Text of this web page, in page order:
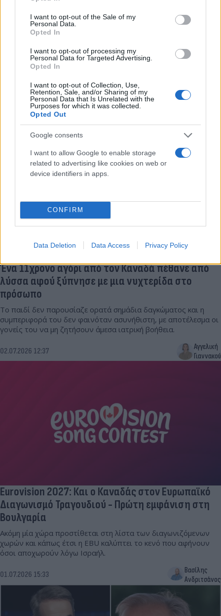
use your data for below specified purposes in below Google
consent section.
I want to opt-out of the Sale of my
Personal Data.
Opted In
I want to opt-out of processing my
Personal Data for Targeted Advertising.
Opted In
I want to opt-out of Collection, Use,
Retention, Sale, and/or Sharing of my
Personal Data that Is Unrelated with the
Purposes for which it was collected.
Opted Out
Google consents
I want to allow Google to enable storage
related to advertising like cookies on web or
device identifiers in apps.
CONFIRM
Data Deletion Data Access Privacy Policy
Καναδάς-Μαρόκο 0-3: Ο Ουναΐ καθάρισε για τους
Αφρικανούς και τους έστειλε στους «8»
Ο πρώην παίκτης του Παναθηναϊκού Ουναΐ , σκόραρε δις και
ένα «κερασάκι» από τον Ραχίμι έστειλε το Μαρόκο στα
προημιτελικά της διοργάνωσης.
04.07.2026 22:05
Ένα 11χρονο αγόρι από τον Καναδά πέθανε από
λύσσα αφού ξύπνησε με μια νυχτερίδα στο
πρόσωπο
Το παιδί δεν παρουσίαζε ορατά σημάδια δαγκώματος και η
συμπεριφορά του δεν φαινόταν ασυνήθιστη, με αποτέλεσμα οι
γονείς του να μη ζητήσουν άμεσα ιατρική βοήθεια.
02.07.2026 12:37
Αγγελική
Γιαννακού
Eurovision 2027: Και ο Καναδάς στον Ευρωπαϊκό
Διαγωνισμό Τραγουδιού - Πρώτη εμφάνιση στη
Βουλγαρία
Ακόμη μία χώρα προστίθεται στη λίστα των διαγωνιζόμενων
χωρών και κάπως έτσι η EBU καλύπτει το κενό που αφήνουν
όσοι αποχωρούν λόγω Ισραήλ.
01.07.2026 15:33
Βασίλης
Ανδριτσάνος